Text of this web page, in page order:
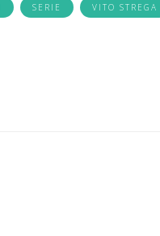
SERIE VITO STREGA